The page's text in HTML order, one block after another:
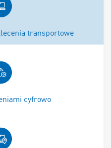
transportowe
cyfrowo